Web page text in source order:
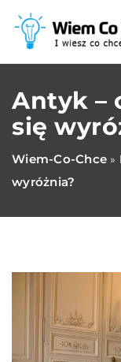
Antyk –
się
Wiem-Co-Chce »
wyróżnia?